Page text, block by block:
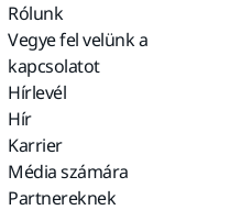
Rólunk
Vegye fel velünk a
kapcsolatot
Hírlevél
Hír
Karrier
Média számára
Partnereknek